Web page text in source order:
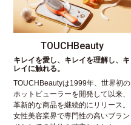
TOUCHBeauty
キレイを愛し、キレイを理解し、キ
レイに触れる。
TOUCHBeautyは1999年、世界初の
ホットビューラーを開発して以来、
革新的な商品を継続的にリリース。
女性美容業界で専門性の高いブラン